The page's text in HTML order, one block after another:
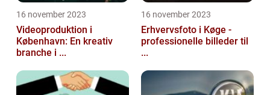
16 november 2023
Videoproduktion i
København: En kreativ
branche i ...
16 november 2023
Erhvervsfoto i Køge -
professionelle billeder til
...